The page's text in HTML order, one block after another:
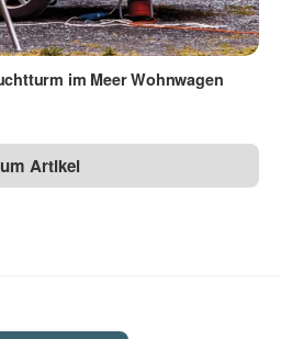
- schwarz matt 30 - silber met.
im Meer Wohnwagen
Artikel